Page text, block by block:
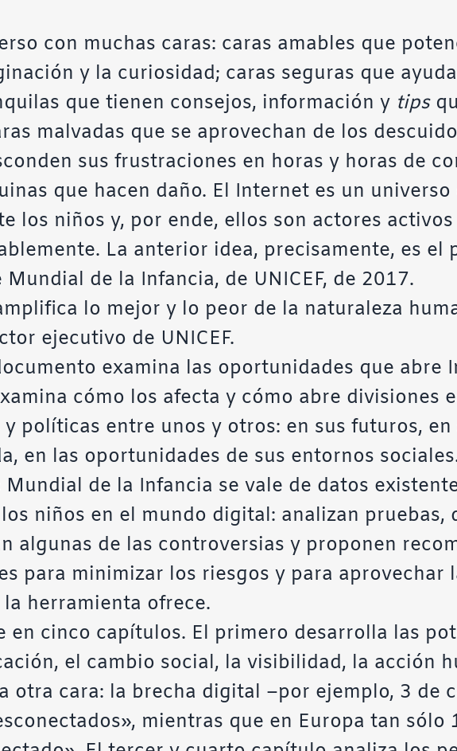
con muchas caras: caras amables que
y la curiosidad; caras seguras que
que tienen consejos, información y tips
malvadas que se aprovechan de los
sus frustraciones en horas y horas de
que hacen daño. El Internet es un universo
los niños y, por ende, ellos son actores activos
La anterior idea, precisamente, es el
de la Infancia, de UNICEF, de 2017.
lo mejor y lo peor de la naturaleza
ejecutivo de UNICEF.
examina las oportunidades que abre
cómo los afecta y cómo abre divisiones
políticas entre unos y otros: en sus futuros, en
en las oportunidades de sus entornos
de la Infancia se vale de datos
niños en el mundo digital: analizan pruebas,
algunas de las controversias y proponen
para minimizar los riesgos y para aprovechar
herramienta ofrece.
en cinco capítulos. El primero desarrolla las
el cambio social, la visibilidad, la acción
otra cara: la brecha digital –por ejemplo, 3 de
mientras que en Europa tan sólo